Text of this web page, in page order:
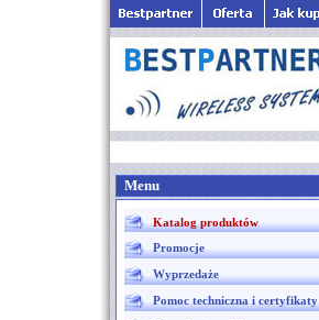
Menu
Katalog produktów
Promocje
Wyprzedaże
Pomoc techniczna i certyfikaty